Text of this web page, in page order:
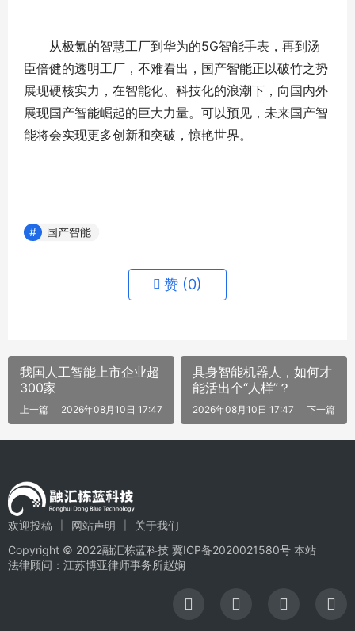
从极氪的智慧工厂到华为的5G智能手表，再到汤
臣倍健的透明工厂，不难看出，国产智能正以破竹之势
展现硬核实力，在智能化、科技化的浪潮下，向国内外
展现国产智能崛起的巨大力量。可以预见，未来国产智
能将会实现更多创新和突破，惊艳世界。
国产智能
赞 (0)
我国人工智能上市企业超
300家
上一篇 2026年08月10日 17:47
具身智能机器人，如何才
能活出个“人样”？
下一篇
2026年08月10日 17:47
欢迎投稿 网站声明
关于我们
Copyright © 2022融汇栋蓝科技 冀ICP备2020021580号 本站
法律顾问：江苏博亚律师事务所赵娴